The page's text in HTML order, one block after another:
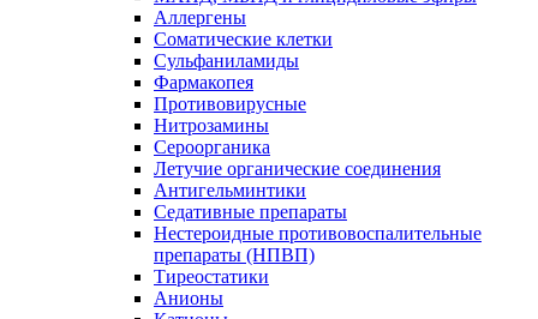
Аллергены
Соматические клетки
Сульфаниламиды
Фармакопея
Противовирусные
Нитрозамины
Сероорганика
Летучие органические соединения
Антигельминтики
Седативные препараты
Нестероидные противовоспалительные
препараты (НПВП)
Тиреостатики
Анионы